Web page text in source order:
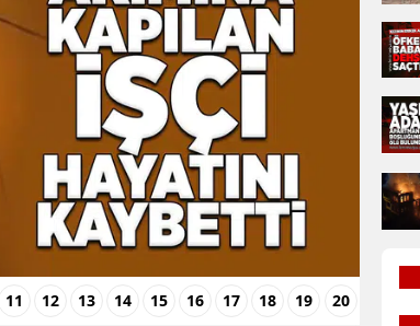
11 12 13 14 15 16 17 18 19 20